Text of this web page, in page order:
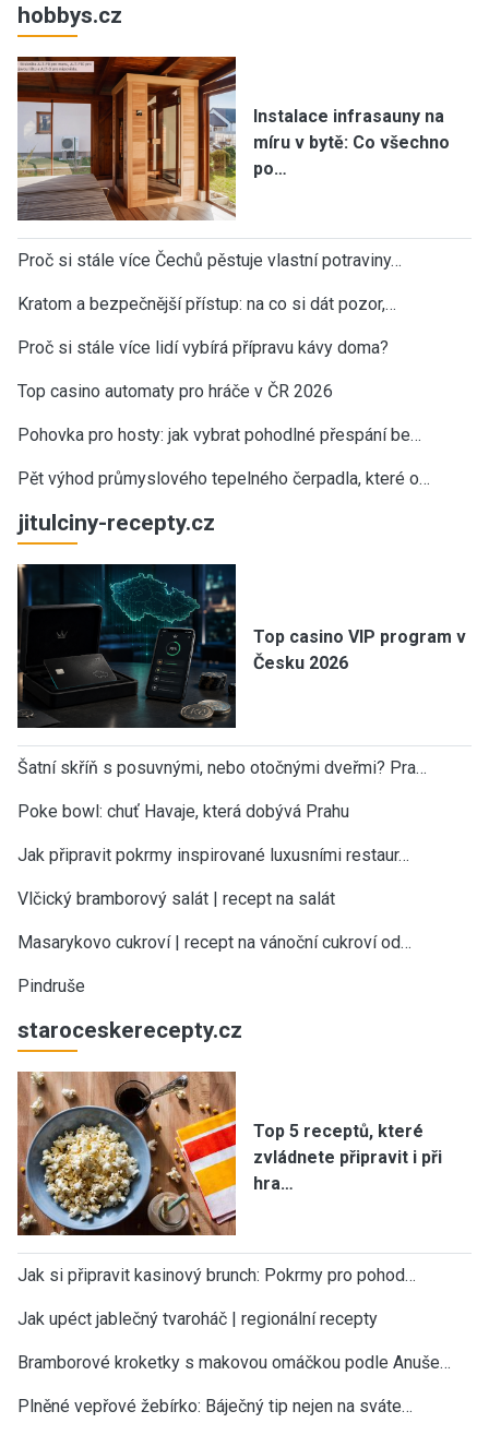
hobbys.cz
Instalace infrasauny na
míru v bytě: Co všechno
po…
Proč si stále více Čechů pěstuje vlastní potraviny…
Kratom a bezpečnější přístup: na co si dát pozor,…
Proč si stále více lidí vybírá přípravu kávy doma?
Top casino automaty pro hráče v ČR 2026
Pohovka pro hosty: jak vybrat pohodlné přespání be…
Pět výhod průmyslového tepelného čerpadla, které o…
jitulciny-recepty.cz
Top casino VIP program v
Česku 2026
Šatní skříň s posuvnými, nebo otočnými dveřmi? Pra…
Poke bowl: chuť Havaje, která dobývá Prahu
Jak připravit pokrmy inspirované luxusními restaur…
Vlčický bramborový salát | recept na salát
Masarykovo cukroví | recept na vánoční cukroví od…
Pindruše
staroceskerecepty.cz
Top 5 receptů, které
zvládnete připravit i při
hra…
Jak si připravit kasinový brunch: Pokrmy pro pohod…
Jak upéct jablečný tvaroháč | regionální recepty
Bramborové kroketky s makovou omáčkou podle Anuše…
Plněné vepřové žebírko: Báječný tip nejen na sváte…